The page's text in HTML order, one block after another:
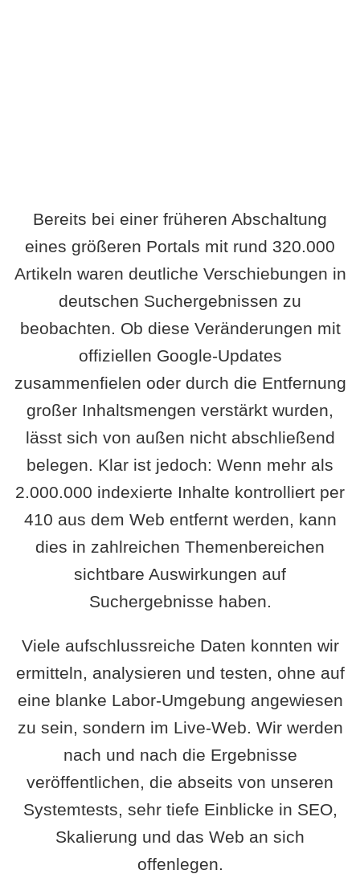
Bereits bei einer früheren Abschaltung
eines größeren Portals mit rund 320.000
Artikeln waren deutliche Verschiebungen in
deutschen Suchergebnissen zu
beobachten. Ob diese Veränderungen mit
offiziellen Google-Updates
zusammenfielen oder durch die Entfernung
großer Inhaltsmengen verstärkt wurden,
lässt sich von außen nicht abschließend
belegen. Klar ist jedoch: Wenn mehr als
2.000.000 indexierte Inhalte kontrolliert per
410 aus dem Web entfernt werden, kann
dies in zahlreichen Themenbereichen
sichtbare Auswirkungen auf
Suchergebnisse haben.
Viele aufschlussreiche Daten konnten wir
ermitteln, analysieren und testen, ohne auf
eine blanke Labor-Umgebung angewiesen
zu sein, sondern im Live-Web. Wir werden
nach und nach die Ergebnisse
veröffentlichen, die abseits von unseren
Systemtests, sehr tiefe Einblicke in SEO,
Skalierung und das Web an sich
offenlegen.